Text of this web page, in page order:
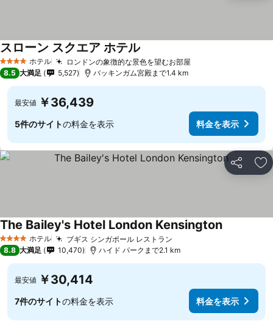
4 ホテルのランク
ホテル ロンドンの象徴的な景色を望むお部屋
スローン スクエア ホテル
8.5 大満足 5,527 バッキンガム宮殿まで1.4 km
最安値 ￥36,439
5件のサイトの料金を表示 料金を表示
シェア お
4 ホテルのランク
ホテル ブギス シンガポール レストラン
The Bailey's Hotel London Kensington
8.8 大満足 10,470 ハイド パークまで2.1 km
最安値 ￥30,414
7件のサイトの料金を表示 料金を表示